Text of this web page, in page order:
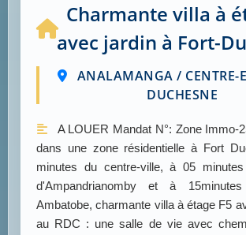
Charmante villa à
avec jardin à Fort-
ANALAMANGA / CENTRE-
DUCHESNE
A LOUER Mandat N°: Zone Immo-
dans une zone résidentielle à Fort
minutes du centre-ville, à 05
d'Ampandrianomby et à
Ambatobe, charmante villa à étage F5
au RDC : une salle de vie avec